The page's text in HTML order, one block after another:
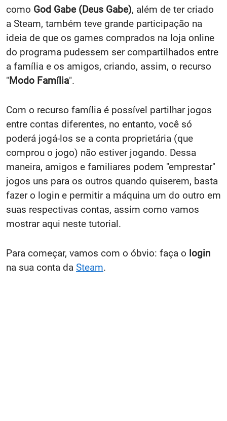
como God Gabe (Deus Gabe), além de ter criado
a Steam, também teve grande participação na
ideia de que os games comprados na loja online
do programa pudessem ser compartilhados entre
a família e os amigos, criando, assim, o recurso
"Modo Família".
Com o recurso família é possível partilhar jogos
entre contas diferentes, no entanto, você só
poderá jogá-los se a conta proprietária (que
comprou o jogo) não estiver jogando. Dessa
maneira, amigos e familiares podem "emprestar"
jogos uns para os outros quando quiserem, basta
fazer o login e permitir a máquina um do outro em
suas respectivas contas, assim como vamos
mostrar aqui neste tutorial.
Para começar, vamos com o óbvio: faça o login
na sua conta da Steam.